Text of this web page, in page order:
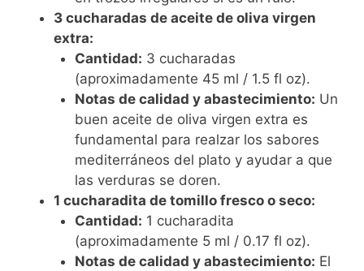
3 cucharadas de aceite de oliva virgen
extra:
Cantidad: 3 cucharadas
(aproximadamente 45 ml / 1.5 fl oz).
Notas de calidad y abastecimiento: Un
buen aceite de oliva virgen extra es
fundamental para realzar los sabores
mediterráneos del plato y ayudar a que
las verduras se doren.
1 cucharadita de tomillo fresco o seco:
Cantidad: 1 cucharadita
(aproximadamente 5 ml / 0.17 fl oz).
Notas de calidad y abastecimiento: El